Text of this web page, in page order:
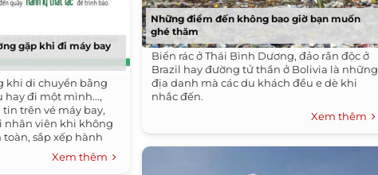
gặp khi đi máy bay
khi di chuyển bằng
hay đi một mình...,
trên vé máy bay,
nhân viên khi không
sắp xếp hành
Xem thêm
Những điểm đến không bao giờ bạn muốn
ghé thăm
Biển rác ở Thái Bình Dương, đảo rắn độc ở
Brazil hay đường tử thần ở Bolivia là những
địa danh mà các du khách đều e dè khi
nhắc đến.
Xem thêm